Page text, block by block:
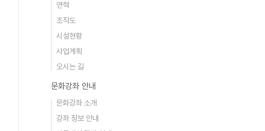
연혁
조직도
시설현황
사업계획
오시는 길
문화강좌 안내
문화강좌 소개
강좌 정보 안내